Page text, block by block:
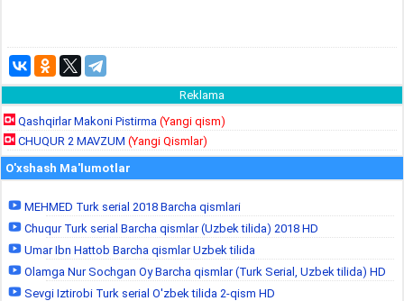
Reklama
Qashqirlar Makoni Pistirma (Yangi qism)
CHUQUR 2 MAVZUM (Yangi Qismlar)
O'xshash Ma'lumotlar
MEHMED Turk serial 2018 Barcha qismlari
Chuqur Turk serial Barcha qismlar (Uzbek tilida) 2018 HD
Umar Ibn Hattob Barcha qismlar Uzbek tilida
Olamga Nur Sochgan Oy Barcha qismlar (Turk Serial, Uzbek tilida) HD
Sevgi Iztirobi Turk serial O'zbek tilida 2-qism HD